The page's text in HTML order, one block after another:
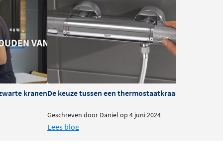
kranenDe keuze tussen een thermostaatkraan of
Geschreven door Daniel op 4 juni 2024
Lees blog